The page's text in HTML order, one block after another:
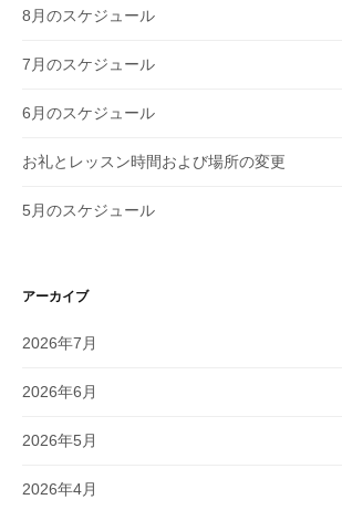
8月のスケジュール
7月のスケジュール
6月のスケジュール
お礼とレッスン時間および場所の変更
5月のスケジュール
アーカイブ
2026年7月
2026年6月
2026年5月
2026年4月